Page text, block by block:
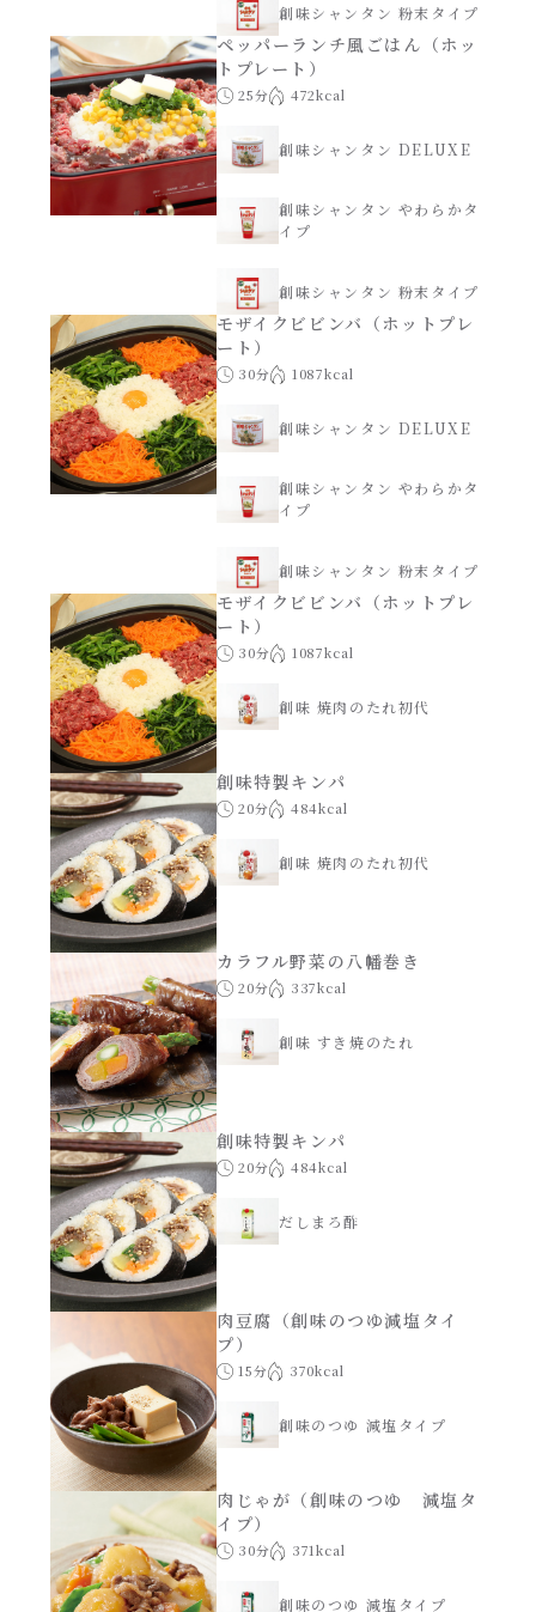
創味シャンタン 粉末タイプ
ペッパーランチ風ごはん（ホッ
トプレート）
25分 472kcal
創味シャンタン DELUXE
創味シャンタン やわらかタ
イプ
創味シャンタン 粉末タイプ
モザイクビビンバ（ホットプレ
ート）
30分 1087kcal
創味シャンタン DELUXE
創味シャンタン やわらかタ
イプ
創味シャンタン 粉末タイプ
モザイクビビンバ（ホットプレ
ート）
30分 1087kcal
創味 焼肉のたれ初代
創味特製キンパ
20分 484kcal
創味 焼肉のたれ初代
カラフル野菜の八幡巻き
20分 337kcal
創味 すき焼のたれ
創味特製キンパ
20分 484kcal
だしまろ酢
肉豆腐（創味のつゆ減塩タイ
プ）
15分 370kcal
創味のつゆ 減塩タイプ
肉じゃが（創味のつゆ 減塩タ
イプ）
30分 371kcal
創味のつゆ 減塩タイプ